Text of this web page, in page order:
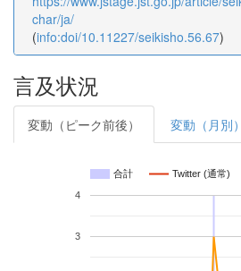
char/ja/
(info:doi/10.11227/seikisho.56.67)
言及状況
変動（ピーク前後） 変動（月別）
合計 Twitter (通常)
3
4